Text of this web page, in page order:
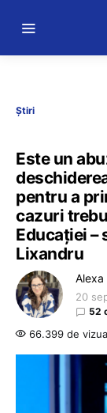
Știri
Este un
pentru a
cazuri
Educației –
Lixandru
Alexa
20
52
66.399 de